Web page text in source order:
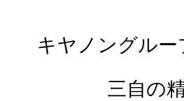
キヤノングルー
三自の